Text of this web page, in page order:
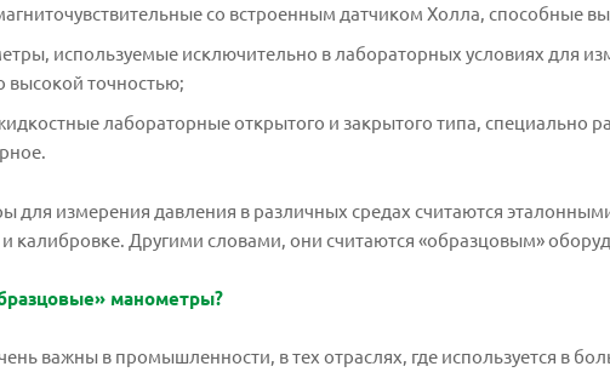
со встроенным датчиком Холла, способные
используемые исключительно в лабораторных условиях для
высокой точностью;
лабораторные открытого и закрытого типа, специально
для измерения давления в различных средах считаются
и калибровке. Другими словами, они считаются «образцовым»
манометры?
важны в промышленности, в тех отраслях, где используется в